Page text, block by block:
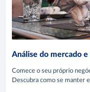
Análise do mercado
Comece o seu próprio
Descubra como se manter